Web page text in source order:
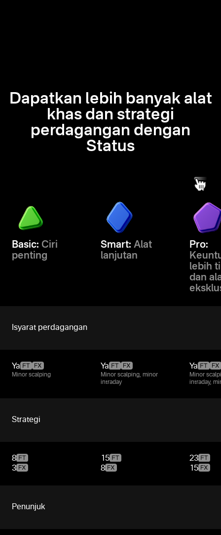
Dapatkan lebih banyak alat
khas dan strategi
perdagangan dengan
Status
Basic: Ciri
penting
Smart: Alat
lanjutan
Pro:
lebih
dan
Isyarat perdagangan
Ya
Minor scalping
Ya
Minor scalping, minor
intraday
Ya
Minor
intraday,
Strategi
8
3
15
8
23
15
Penunjuk